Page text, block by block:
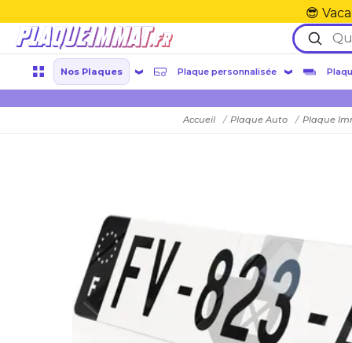
😎
Nos Plaques Plaque personnalisée
Accueil Plaque Auto Plaque